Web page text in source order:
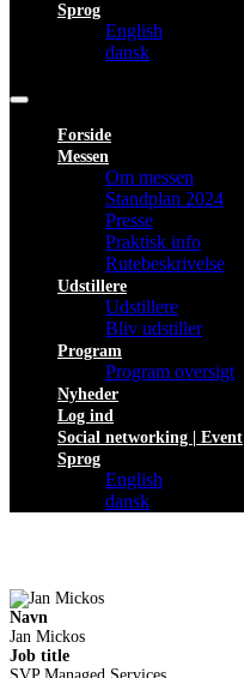
Sprog
English
dansk
Forside
Messen
Om messen
Standplan 2024
Presse
Praktisk info
Rutebeskrivelse
Udstillere
Udstillere
Bliv udstiller
Program
Program oversigt
Nyheder
Log ind
Social networking | Event
Sprog
English
dansk
Navn
Jan Mickos
Job title